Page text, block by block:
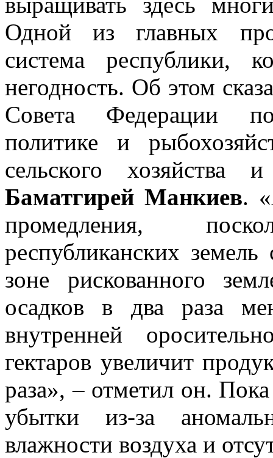
Одной из главных
система республики,
негодность. Об этом
Совета Федерации по
политике и
сельского хозяйства
Баматгирей Манкиев.
промедления,
республиканских земель
зоне рискованного
осадков в два раза
внутренней
гектаров увеличит
раза», – отметил он.
убытки из-за
влажности воздуха и